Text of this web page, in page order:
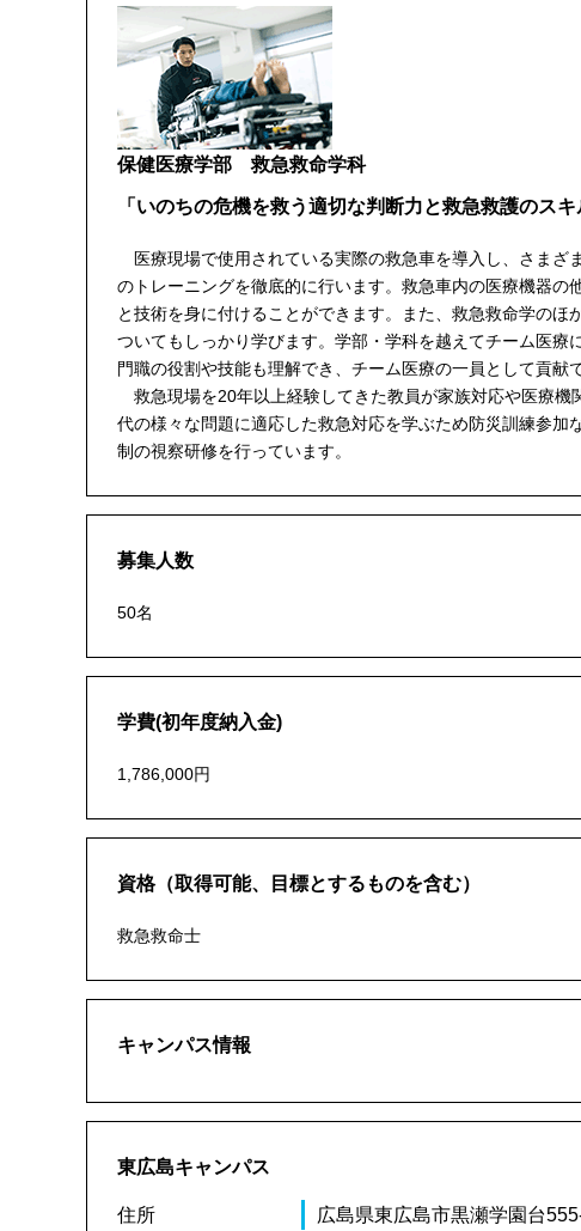
保健医療学部 救急救命学科
「いのちの危機を救う適切な判断力と救急救護のスキ
医療現場で使用されている実際の救急車を導入し、さまざ
のトレーニングを徹底的に行います。救急車内の医療機器
と技術を身に付けることができます。また、救急救命学の
ついてもしっかり学びます。学部・学科を越えてチーム医
門職の役割や技能も理解でき、チーム医療の一員として貢献
救急現場を20年以上経験してきた教員が家族対応や医療機
代の様々な問題に適応した救急対応を学ぶため防災訓練参
制の視察研修を行っています。
募集人数
50名
学費(初年度納入金)
1,786,000円
資格（取得可能、目標とするものを含む）
救急救命士
キャンパス情報
東広島キャンパス
住所 広島県東広島市黒瀬学園台